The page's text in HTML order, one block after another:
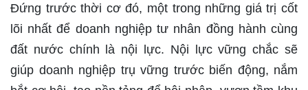
Đứng trước thời cơ đó, một trong những giá trị cốt
lõi nhất để doanh nghiệp tư nhân đồng hành cùng
đất nước chính là nội lực. Nội lực vững chắc sẽ
giúp doanh nghiệp trụ vững trước biến động, nắm